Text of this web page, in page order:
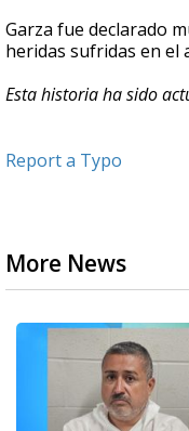
Garza fue declarado
heridas sufridas en el
Esta historia ha sido
Report a Typo
More News